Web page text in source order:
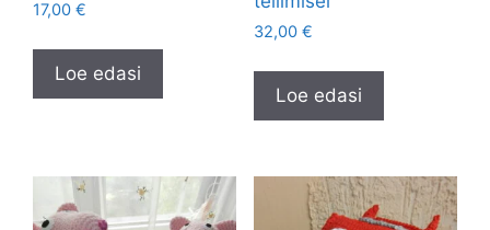
17,00 €
Loe edasi
32,00 €
Loe edasi